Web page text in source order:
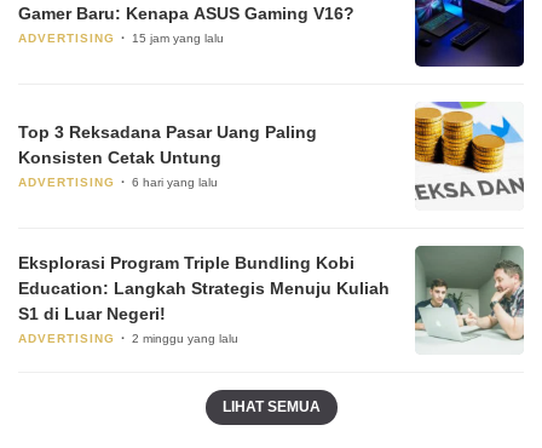
Gamer Baru: Kenapa ASUS Gaming V16?
ADVERTISING 15 jam yang lalu
Top 3 Reksadana Pasar Uang Paling
Konsisten Cetak Untung
ADVERTISING 6 hari yang lalu
Eksplorasi Program Triple Bundling Kobi
Education: Langkah Strategis Menuju Kuliah
S1 di Luar Negeri!
ADVERTISING 2 minggu yang lalu
LIHAT SEMUA